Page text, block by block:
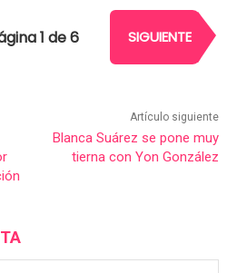
1 de 6 SIGUIENTE
Artículo siguiente
Blanca Suárez se pone muy
tierna con Yon González